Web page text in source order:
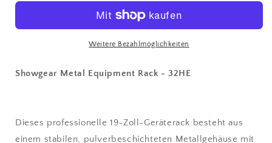
Rack
HE
Rack
Weitere Bezahlmöglichkeiten
Showgear Metal Equipment Rack - 32HE
Dieses professionelle 19-Zoll-Geräterack besteht aus
einem stabilen, pulverbeschichteten Metallgehäuse mit